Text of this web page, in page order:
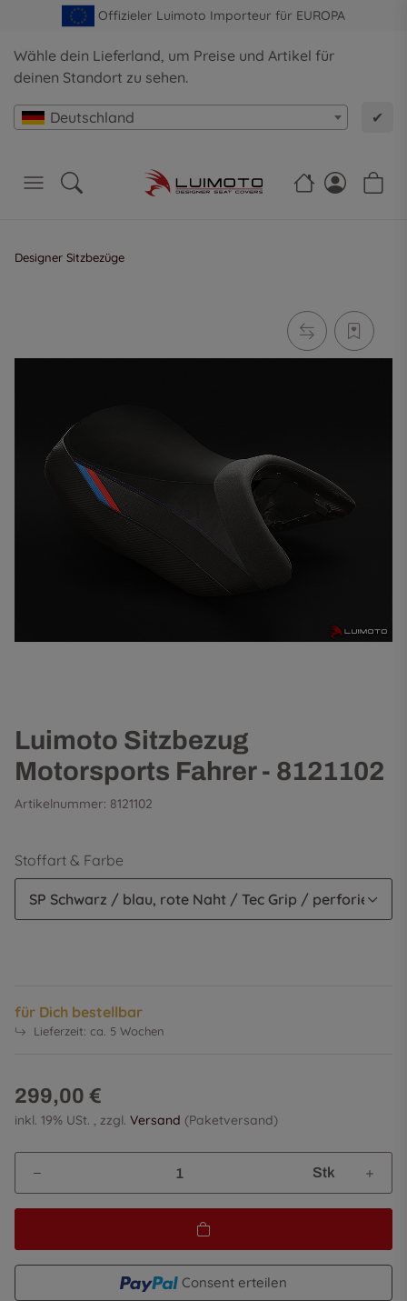
Offizieler Luimoto Importeur für EUROPA
Wähle dein Lieferland, um Preise und Artikel für
deinen Standort zu sehen.
Deutschland ✔
Designer Sitzbezüge
Luimoto Sitzbezug
Motorsports Fahrer - 8121102
Artikelnummer: 8121102
Stoffart & Farbe
SP Schwarz / blau, rote Naht / Tec Grip / perforiertes
für Dich bestellbar
Lieferzeit: ca. 5 Wochen
299,00 €
inkl. 19% USt. , zzgl. Versand (Paketversand)
Stk
Consent erteilen